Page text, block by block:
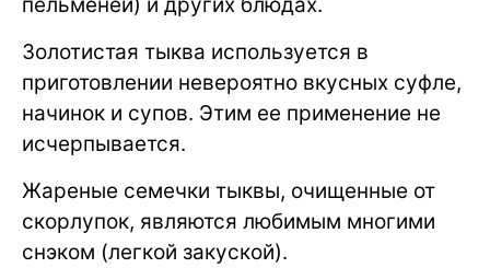
Золотистая тыква используется в
приготовлении невероятно вкусных суфле,
начинок и супов. Этим ее применение не
исчерпывается.
Жареные семечки тыквы, очищенные от
скорлупок, являются любимым многими
снэком (легкой закуской).